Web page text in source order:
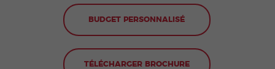
BUDGET PERSONNALISÉ
TÉLÉCHARGER BROCHURE